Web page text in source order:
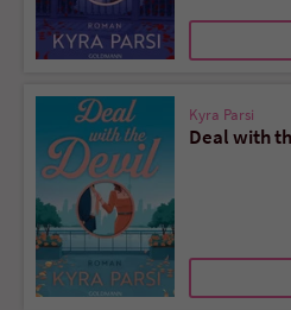
Kyra Parsi
Deal with